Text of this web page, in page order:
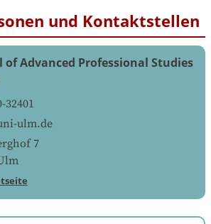
und Kontaktstellen
of Advanced Professional Studies
32401
ulm.de
7